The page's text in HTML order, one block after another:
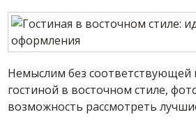
Немыслим без соответствующей
гостиной в восточном стиле,
возможность рассмотреть